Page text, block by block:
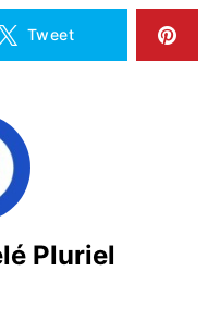
Tweet
Pluriel